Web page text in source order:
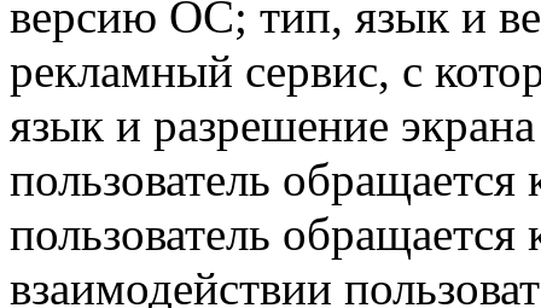
версию ОС; тип, язык и
рекламный сервис, с
язык и разрешение
пользователь обращается
пользователь обращается
взаимодействии